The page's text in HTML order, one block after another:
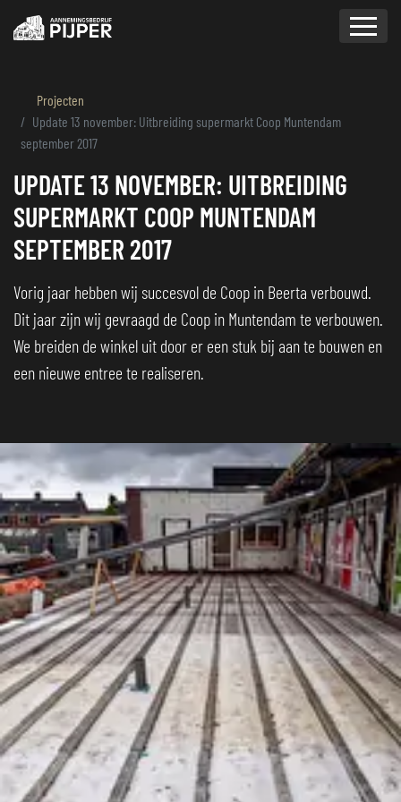
Projecten
Update 13 november: Uitbreiding supermarkt Coop Muntendam
september 2017
UPDATE 13 NOVEMBER: UITBREIDING
SUPERMARKT COOP MUNTENDAM
SEPTEMBER 2017
Vorig jaar hebben wij succesvol de Coop in Beerta verbouwd.
Dit jaar zijn wij gevraagd de Coop in Muntendam te verbouwen.
We breiden de winkel uit door er een stuk bij aan te bouwen en
een nieuwe entree te realiseren.